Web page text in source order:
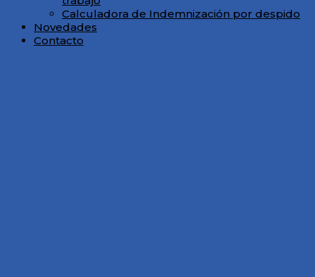
Calculadora de Indemnización por despido
Novedades
Contacto